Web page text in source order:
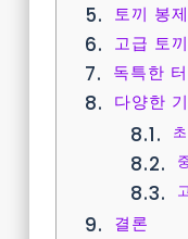
토끼 봉
고급 토
독특한
다양한
결론